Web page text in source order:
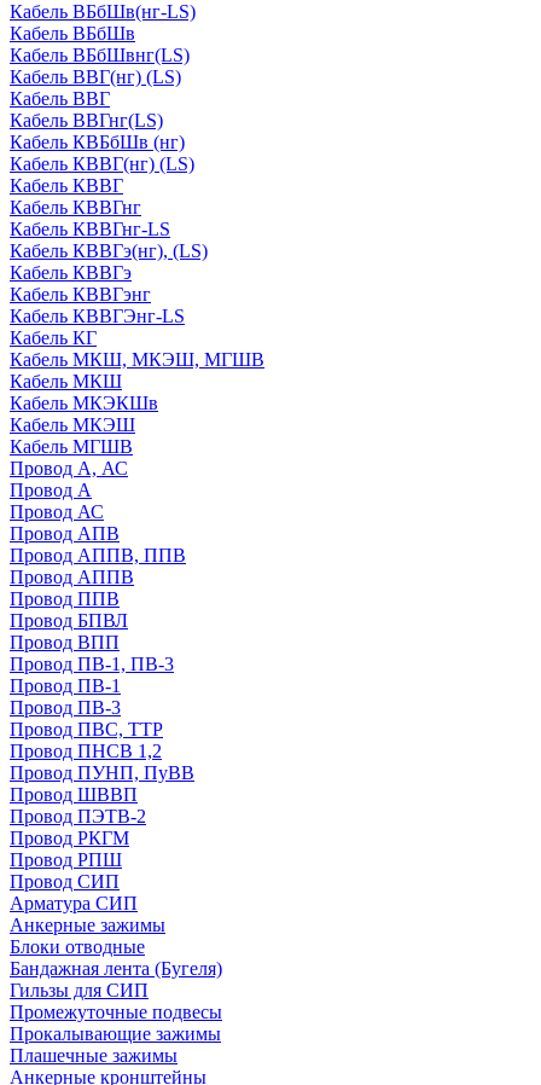
Кабель ВБбШв(нг-LS)
Кабель ВБбШв
Кабель ВБбШвнг(LS)
Кабель ВВГ(нг) (LS)
Кабель ВВГ
Кабель ВВГнг(LS)
Кабель КВБбШв (нг)
Кабель КВВГ(нг) (LS)
Кабель КВВГ
Кабель КВВГнг
Кабель КВВГнг-LS
Кабель КВВГэ(нг), (LS)
Кабель КВВГэ
Кабель КВВГэнг
Кабель КВВГЭнг-LS
Кабель КГ
Кабель МКШ, МКЭШ, МГШВ
Кабель МКШ
Кабель МКЭКШв
Кабель МКЭШ
Кабель МГШВ
Провод А, АС
Провод А
Провод АС
Провод АПВ
Провод АППВ, ППВ
Провод АППВ
Провод ППВ
Провод БПВЛ
Провод ВПП
Провод ПВ-1, ПВ-3
Провод ПВ-1
Провод ПВ-3
Провод ПВС, ТТР
Провод ПНСВ 1,2
Провод ПУНП, ПуВВ
Провод ШВВП
Провод ПЭТВ-2
Провод РКГМ
Провод РПШ
Провод СИП
Арматура СИП
Анкерные зажимы
Блоки отводные
Бандажная лента (Бугеля)
Гильзы для СИП
Промежуточные подвесы
Прокалывающие зажимы
Плашечные зажимы
Анкерные кронштейны